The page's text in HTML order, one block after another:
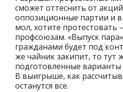
сможет оттеснить от
оппозиционные партии и
мол, хотите протестовать
профсоюзам. «Выпуск
гражданами будет под
же чайник закипит, то тут
подготовленные
В выигрыше, как
останутся все.